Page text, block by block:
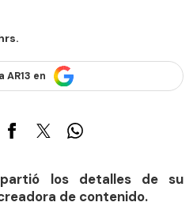
AR13 en
los detalles de su
de contenido.